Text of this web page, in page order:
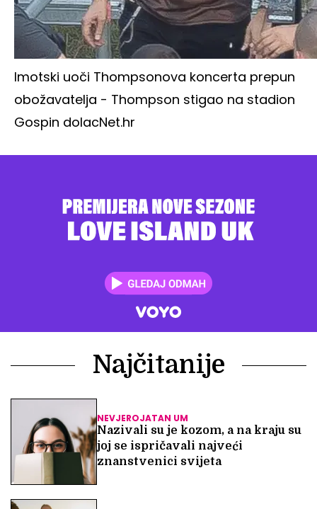
Imotski uoči Thompsonova koncerta prepun
obožavatelja - Thompson stigao na stadion
Gospin dolacNet.hr
Najčitanije
NEVJEROJATAN UM
Nazivali su je kozom, a na kraju su
joj se ispričavali najveći
znanstvenici svijeta